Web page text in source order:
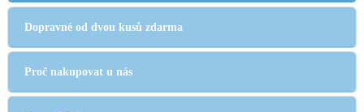
Dopravné od dvou kusů zdarma
Proč nakupovat u nás